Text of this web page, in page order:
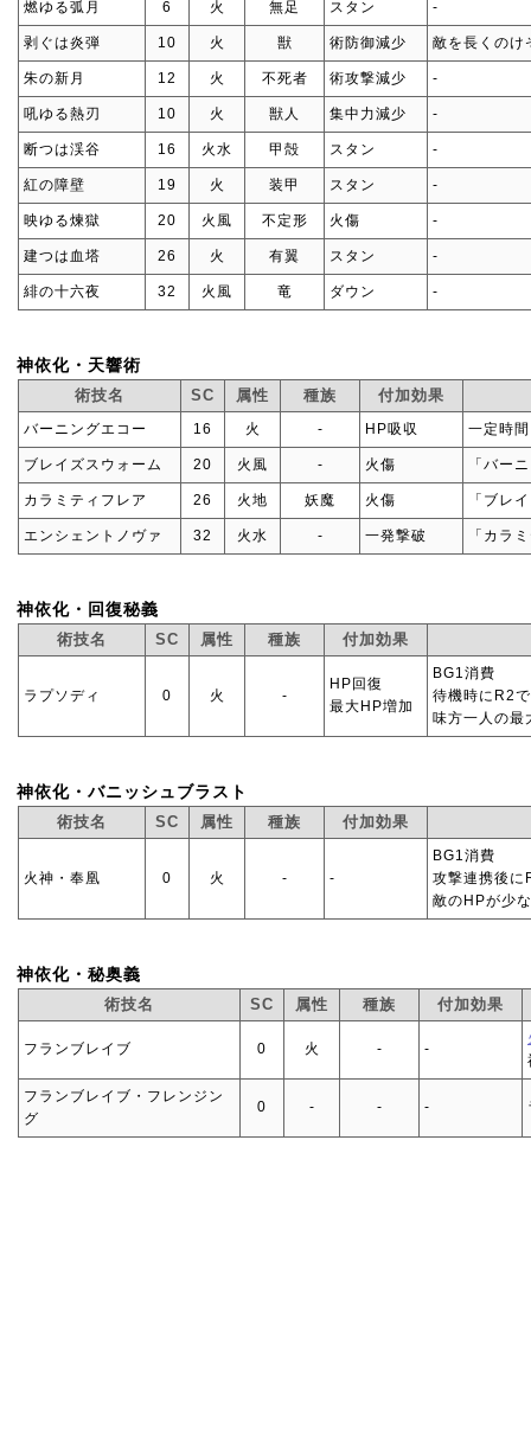
燃ゆる弧月 6 火 無足 スタン ‐
剥ぐは炎弾 10 火 獣 術防御減少 敵を長くのけ
朱の新月 12 火 不死者 術攻撃減少 ‐
吼ゆる熱刃 10 火 獣人 集中力減少 ‐
断つは渓谷 16 火水 甲殻 スタン ‐
紅の障壁 19 火 装甲 スタン ‐
映ゆる煉獄 20 火風 不定形 火傷 ‐
建つは血塔 26 火 有翼 スタン ‐
緋の十六夜 32 火風 竜 ダウン ‐
神依化・天響術
術技名 SC 属性 種族 付加効果
バーニングエコー 16 火 ‐ HP吸収 一定時
ブレイズスウォーム 20 火風 ‐ 火傷 「バー
カラミティフレア 26 火地 妖魔 火傷 「ブレ
エンシェントノヴァ 32 火水 ‐ 一発撃破 「カラ
神依化・回復秘義
術技名 SC 属性 種族 付加効果
ラプソディ 0 火 ‐
HP回復
最大HP増加
BG1消費
待機時にR2
味方一人の最
神依化・バニッシュブラスト
術技名 SC 属性 種族 付加効果
火神・奉凰 0 火 ‐ ‐
BG1消費
攻撃連携後に
敵のHPが少
神依化・秘奥義
術技名 SC 属性 種族 付加効果
フランブレイブ 0 火 ‐ ‐
フランブレイブ・フレンジン
グ
0 ‐ ‐ ‐